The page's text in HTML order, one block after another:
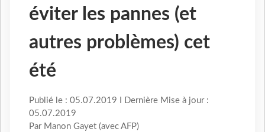
éviter les pannes (et
autres problèmes) cet
été
Publié le : 05.07.2019 I Dernière Mise à jour :
05.07.2019
Par Manon Gayet (avec AFP)